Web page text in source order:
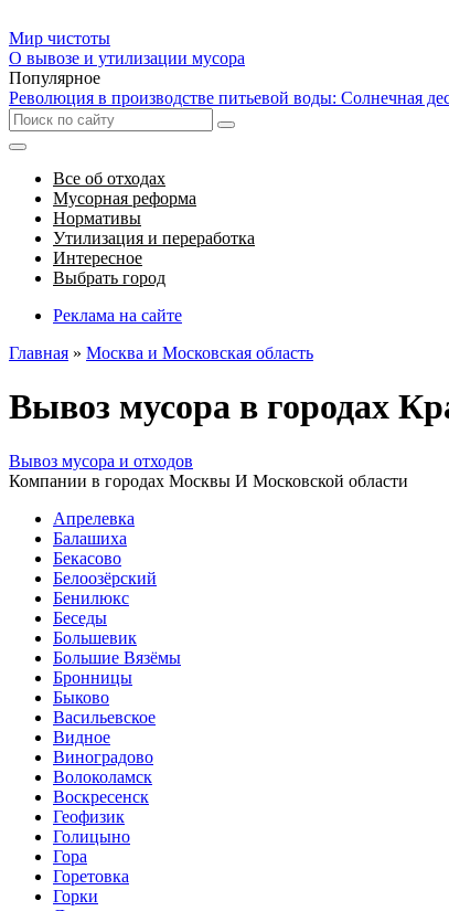
Мир чистоты
О вывозе и утилизации мусора
Популярное
Революция в производстве питьевой воды: Солнечная
Все об отходах
Мусорная реформа
Нормативы
Утилизация и переработка
Интересное
Выбрать город
Реклама на сайте
Главная » Москва и Московская область
Вывоз мусора в городах
Вывоз мусора и отходов
Компании в городах Москвы И Московской области
Апрелевка
Балашиха
Бекасово
Белоозёрский
Бенилюкс
Беседы
Большевик
Большие Вязёмы
Бронницы
Быково
Васильевское
Видное
Виноградово
Волоколамск
Воскресенск
Геофизик
Голицыно
Гора
Горетовка
Горки